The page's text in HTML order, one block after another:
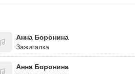
Анна Боронина
Зажигалка
Анна Боронина